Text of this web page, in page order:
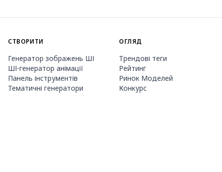
СТВОРИТИ
Генератор зображень ШІ
ШІ-генератор анімації
Панель інструментів
Тематичні генератори
ОГЛЯД
Трендові теги
Рейтинг
Ринок Моделей
Конкурс